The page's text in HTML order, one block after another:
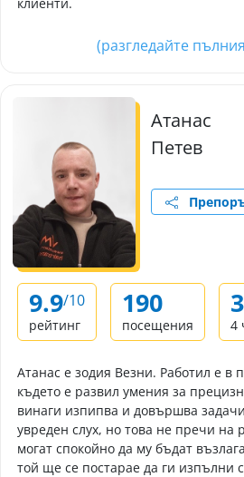
(разгледайте
Атанас
Петев
9.9/10
рейтинг
190
посещения 4
Атанас е зодия Везни. Работил е в
където е развил умения за
винаги изпипва и довършва
увреден слух, но това не пречи на
могат спокойно да му бъдат
той ще се постарае да ги изпълни